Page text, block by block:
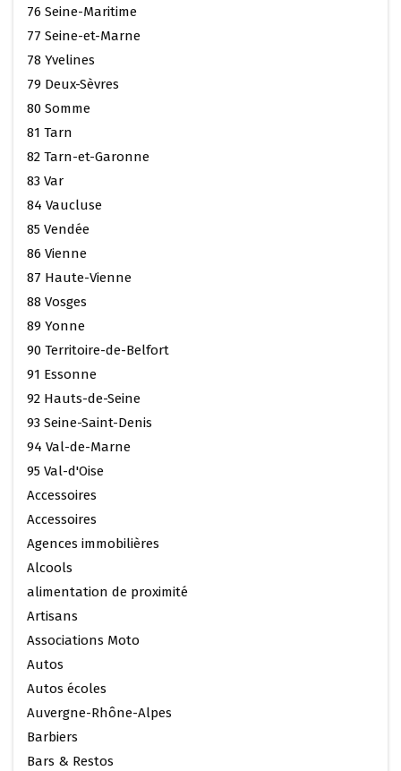
76 Seine-Maritime
77 Seine-et-Marne
78 Yvelines
79 Deux-Sèvres
80 Somme
81 Tarn
82 Tarn-et-Garonne
83 Var
84 Vaucluse
85 Vendée
86 Vienne
87 Haute-Vienne
88 Vosges
89 Yonne
90 Territoire-de-Belfort
91 Essonne
92 Hauts-de-Seine
93 Seine-Saint-Denis
94 Val-de-Marne
95 Val-d'Oise
Accessoires
Accessoires
Agences immobilières
Alcools
alimentation de proximité
Artisans
Associations Moto
Autos
Autos écoles
Auvergne-Rhône-Alpes
Barbiers
Bars & Restos